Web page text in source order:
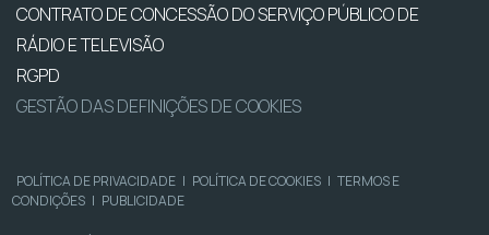
CONTRATO DE CONCESSÃO DO SERVIÇO PÚBLICO DE
RÁDIO E TELEVISÃO
RGPD
GESTÃO DAS DEFINIÇÕES DE COOKIES
POLÍTICA DE PRIVACIDADE | POLÍTICA DE COOKIES | TERMOS E
CONDIÇÕES | PUBLICIDADE